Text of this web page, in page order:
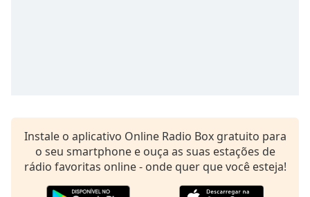
dialog
window.Instale o aplicativo Online Radio Box gratuito para
o seu smartphone e ouça as suas estações de
rádio favoritas online - onde quer que você esteja!